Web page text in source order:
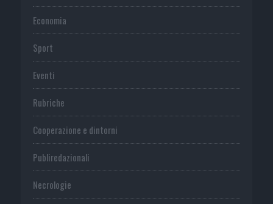
Economia
Sport
Eventi
Rubriche
Cooperazione e dintorni
Publiredazionali
Necrologie